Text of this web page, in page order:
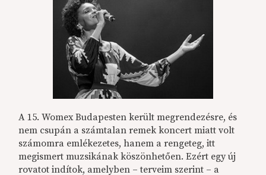
A 15. Womex Budapesten került megrendezésre, és
nem csupán a számtalan remek koncert miatt volt
számomra emlékezetes, hanem a rengeteg, itt
megismert muzsikának köszönhetően. Ezért egy új
rovatot indítok, amelyben – terveim szerint – a